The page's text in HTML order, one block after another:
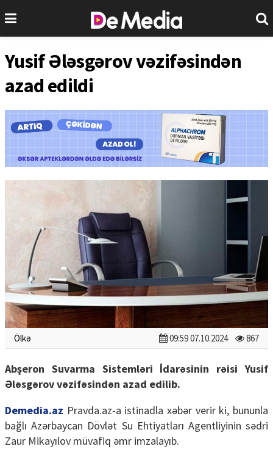
Yusif Ələsgərov vəzifəsindən
azad edildi
Ölkə 09:59 07.10.2024 867
Abşeron Suvarma Sistemləri İdarəsinin rəisi Yusif
Ələsgərov vəzifəsindən azad edilib.
Demedia.az Pravda.az-a istinadla xəbər verir ki, bununla
bağlı Azərbaycan Dövlət Su Ehtiyatları Agentliyinin sədri
Zaur Mikayılov müvafiq əmr imzalayıb.